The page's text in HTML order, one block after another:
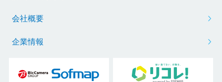
会社概要
企業情報